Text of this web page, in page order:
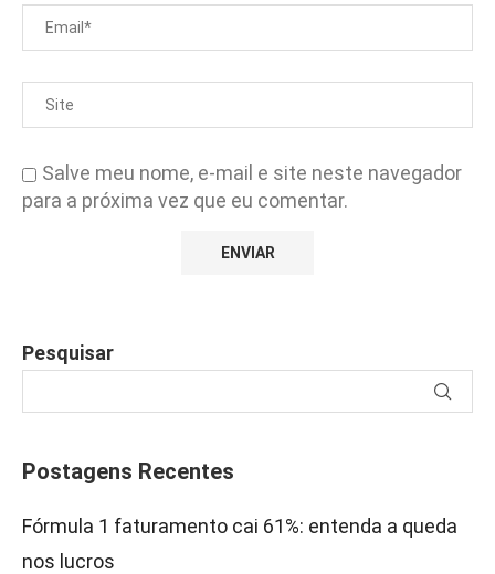
Salve meu nome, e-mail e site neste navegador
para a próxima vez que eu comentar.
Pesquisar
Postagens Recentes
Fórmula 1 faturamento cai 61%: entenda a queda
nos lucros